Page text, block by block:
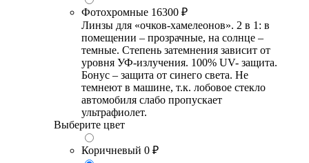
Фотохромные 16300 ₽
Линзы для «очков-хамелеонов». 2 в 1: в
помещении – прозрачные, на солнце –
темные. Степень затемнения зависит от
уровня УФ-излучения. 100% UV- защита.
Бонус – защита от синего света. Не
темнеют в машине, т.к. лобовое стекло
автомобиля слабо пропускает
ультрафиолет.
Выберите цвет
Коричневый 0 ₽